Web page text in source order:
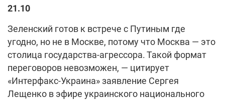
21.10
Зеленский готов к встрече с Путиным где
угодно, но не в Москве, потому что Москва — это
столица государства-агрессора. Такой формат
переговоров невозможен, — цитирует
«Интерфакс-Украина» заявление Сергея
Лещенко в эфире украинского национального